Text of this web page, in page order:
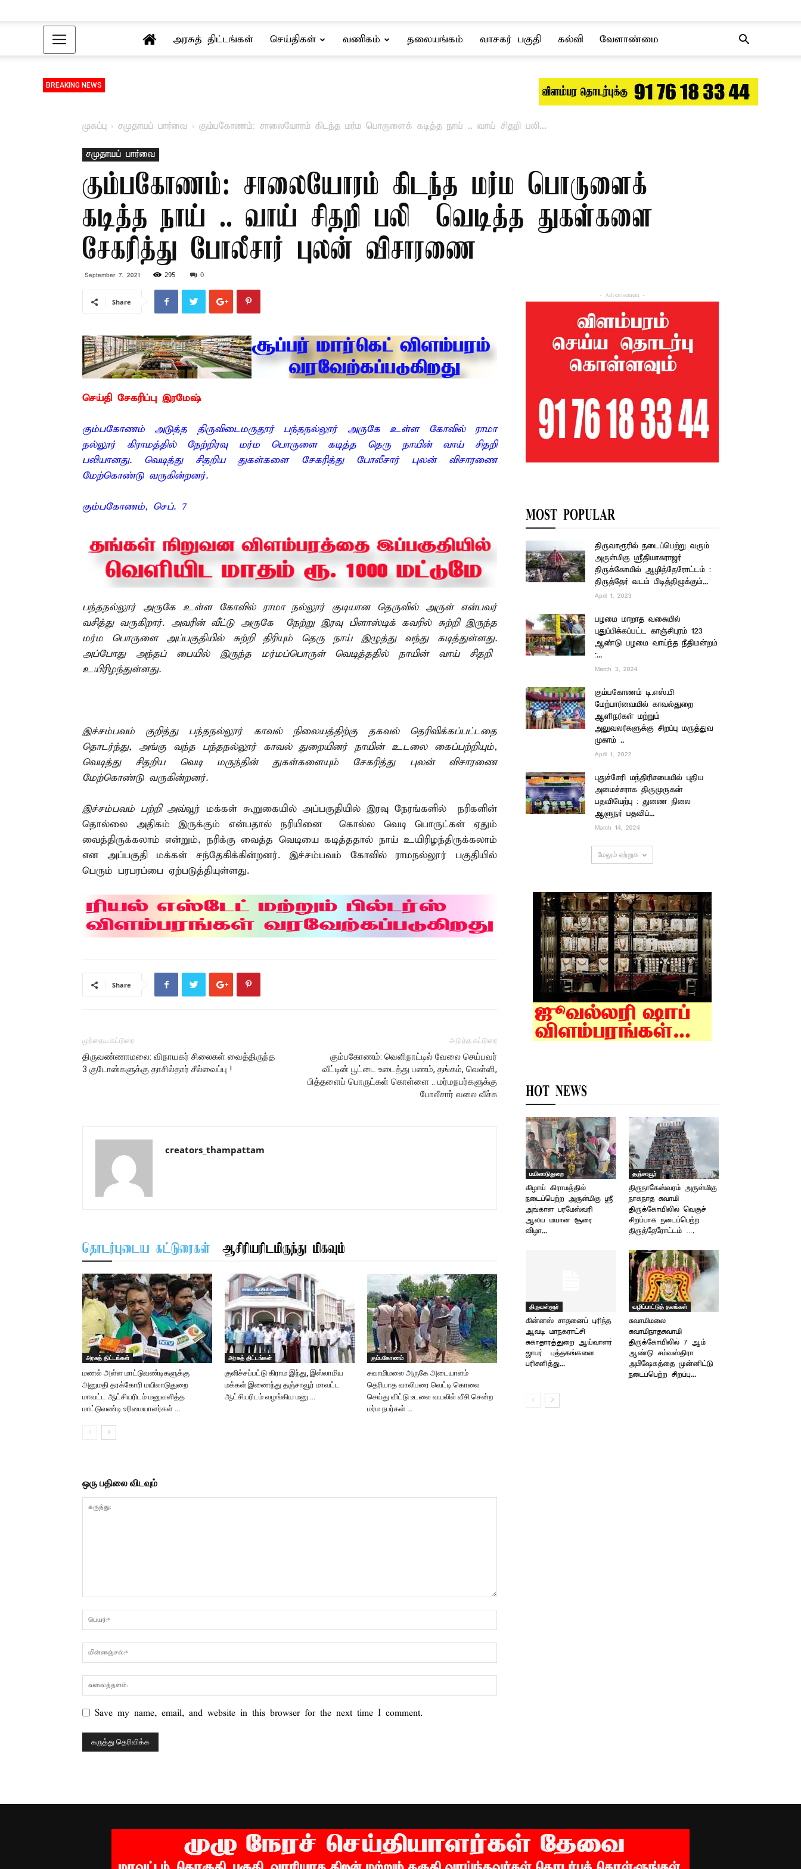
அரசுத் திட்டங்கள் செய்திகள் வணிகம் தலையங்கம் வாசகர் பகுதி கல்வி வேளாண்மை
BREAKING NEWS
முகப்பு சமுதாயப் பார்வை கும்பகோணம்: சாலையோரம் கிடந்த மர்ம பொருளைக் கடித்த நாய் .. வாய் சிதறி பலி...
சமுதாயப் பார்வை
கும்பகோணம்: சாலையோரம் கிடந்த மர்ம பொருளைக்
கடித்த நாய் .. வாய் சிதறி பலி – வெடித்த துகள்களை
சேகரித்து போலீசார் புலன் விசாரணை
September 7, 2021 295 0
Share
செய்தி சேகரிப்பு இரமேஷ்
கும்பகோணம் அடுத்த திருவிடைமருதூர் பந்தநல்லூர் அருகே உள்ள கோவில் ராமா
நல்லூர் கிராமத்தில் நேற்றிரவு மர்ம பொருளை கடித்த தெரு நாயின் வாய் சிதறி
பலியானது. வெடித்து சிதறிய துகள்களை சேகரித்து போலீசார் புலன் விசாரணை
மேற்கொண்டு வருகின்றனர்.
கும்பகோணம், செப். 7 –
பந்தநல்லூர் அருகே உள்ள கோவில் ராமா நல்லூர் குடியான தெருவில் அருள் என்பவர்
வசித்து வருகிறார். அவரின் வீட்டு அருகே நேற்று இரவு பிளாஸ்டிக் கவரில் சுற்றி இருந்த
மர்ம பொருளை அப்பகுதியில் சுற்றி திரியும் தெரு நாய் இழுத்து வந்து கடித்துள்ளது.
அப்போது அந்தப் பையில் இருந்த மர்மப்பொருள் வெடித்ததில் நாயின் வாய் சிதறி
உயிரிழந்துள்ளது.
இச்சம்பவம் குறித்து பந்தநல்லூர் காவல் நிலையத்திற்கு தகவல் தெரிவிக்கப்பட்டதை
தொடர்ந்து, அங்கு வந்த பந்தநல்லூர் காவல் துறையினர் நாயின் உடலை கைப்பற்றியும்,
வெடித்து சிதறிய வெடி மருந்தின் துகள்களையும் சேகரித்து புலன் விசாரணை
மேற்கொண்டு வருகின்றனர்.
இச்சம்பவம் பற்றி அவ்வூர் மக்கள் கூறுகையில் அப்பகுதியில் இரவு நேரங்களில் நரிகளின்
தொல்லை அதிகம் இருக்கும் என்பதால் நரியினை கொல்ல வெடி பொருட்கள் ஏதும்
வைத்திருக்கலாம் என்றும், நரிக்கு வைத்த வெடியை கடித்ததால் நாய் உயிரிழந்திருக்கலாம்
என அப்பகுதி மக்கள் சந்தேகிக்கின்றனர். இச்சம்பவம் கோவில் ராமநல்லூர் பகுதியில்
பெரும் பரபரப்பை ஏற்படுத்தியுள்ளது.
Share
முந்தைய கட்டுரை
திருவண்ணாமலை: விநாயகர் சிலைகள் வைத்திருந்த
3 குடோன்களுக்கு தாசில்தார் சீல்வைப்பு !
அடுத்த கட்டுரை
கும்பகோணம்: வெளிநாட்டில் வேலை செய்பவர்
வீட்டின் பூட்டை உடைத்து பணம், தங்கம், வெள்ளி,
பித்தளைப் பொருட்கள் கொள்ளை .. மர்மநபர்களுக்கு
போலீசார் வலை வீச்சு
creators_thampattam
தொடர்புடைய கட்டுரைகள் ஆசிரியரிடமிருந்து மிகவும்
அரசுத் திட்டங்கள்
மணல் அள்ள மாட்டுவண்டிகளுக்கு
அனுமதி தரக்கோரி மயிலாடுதுறை
மாவட்ட ஆட்சியரிடம் மனுவளித்த
மாட்டுவண்டி உரிமையாளர்கள் …
அரசுத் திட்டங்கள்
குளிச்சப்பட்டு கிராம இந்து, இஸ்லாமிய
மக்கள் இணைந்து தஞ்சாவூர் மாவட்ட
ஆட்சியரிடம் வழங்கிய மனு …
கும்பகோணம்
சுவாமிமலை அருகே அடையாளம்
தெரியாத வாலிபரை வெட்டி கொலை
செய்து விட்டு உடலை வயலில் வீசி சென்ற
மர்ம நபர்கள் …
ஒரு பதிலை விடவும்
Save my name, email, and website in this browser for the next time I comment.
- Advertisement -
MOST POPULAR
திருவாரூரில் நடைப்பெற்று வரும்
அருள்மிகு ஸ்ரீதியாகராஜர்
திருக்கோயில் ஆழித்தேரோட்டம் :
திருத்தேர் வடம் பிடித்திழுக்கும்...
April 1, 2023
பழமை மாறாத வகையில்
புதுப்பிக்கப்பட்ட காஞ்சிபுரம் 123
ஆண்டு பழமை வாய்ந்த நீதிமன்றம்
:...
March 3, 2024
கும்பகோணம் டி.எஸ்.பி
மேற்பார்வையில் காவல்துறை
ஆளிநர்கள் மற்றும்
அலுவலர்களுக்கு சிறப்பு மருத்துவ
முகாம் ..
April 1, 2022
புதுச்சேரி மந்திரிசபையில் புதிய
அமைச்சராக திருமுருகன்
பதவியேற்பு : துணை நிலை
ஆளுநர் பதவிப்...
March 14, 2024
மேலும் ஏற்றுக
HOT NEWS
மயிலாடுதுறை
கிழாய் கிராமத்தில்
நடைப்பெற்ற அருள்மிகு ஸ்ரீ
அங்காள பரமேஸ்வரி
ஆலய மயான சூரை
விழா...
தஞ்சாவூர்
திருநாகேஸ்வரம் அருள்மிகு
நாகநாத சுவாமி
திருக்கோயிலில் வெகுச்
சிறப்பாக நடைப்பெற்ற
திருத்தேரோட்டம் ….
திருவள்ளூர்
கின்னஸ் சாதனைப் புரிந்த
ஆவடி மாநகராட்சி
சுகாதாரத்துறை ஆய்வாளர்
ஜாபர் – புத்தகங்களை
பரிசளித்து...
வழிப்பாட்டுத் தலங்கள்
சுவாமிமலை
சுவாமிநாதசுவாமி
திருக்கோயிலில் 7 ஆம்
ஆண்டு சம்வஸ்திரா
அபிஷேகத்தை முன்னிட்டு
நடைப்பெற்ற சிறப்பு...